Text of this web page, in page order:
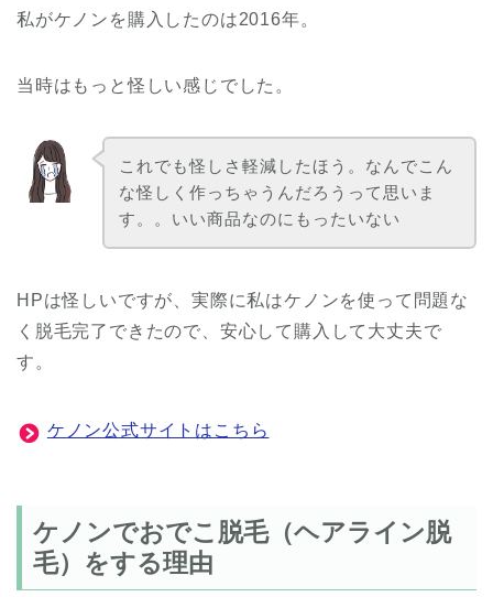
私がケノンを購入したのは2016年。
当時はもっと怪しい感じでした。
これでも怪しさ軽減したほう。なんでこん
な怪しく作っちゃうんだろうって思いま
す。。いい商品なのにもったいない
HPは怪しいですが、実際に私はケノンを使って問題な
く脱毛完了できたので、安心して購入して大丈夫で
す。
ケノン公式サイトはこちら
ケノンでおでこ脱毛（ヘアライン脱
毛）をする理由